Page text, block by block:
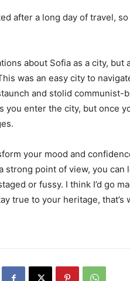
after a long day of travel,
about Sofia as a city,
was an easy city to
and stolid communist-
you enter the city, but once
your mood and
strong point of view, you can
or fussy. I think I’d go
true to your heritage, that’s